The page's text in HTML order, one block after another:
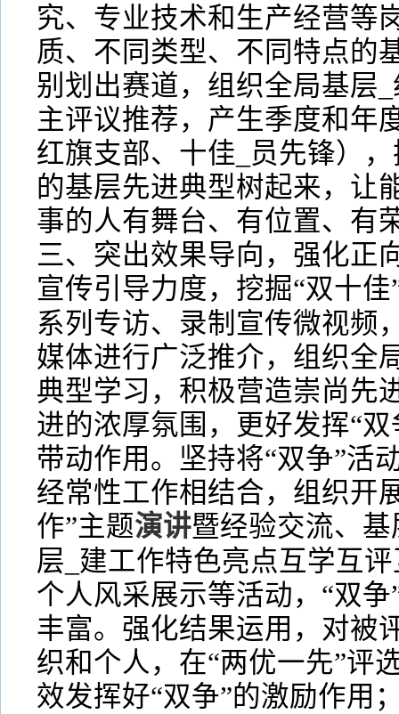
究、专业技术和生产经营等
质、不同类型、不同特点的
别划出赛道，组织全局基层
主评议推荐，产生季度和年
红旗支部、十佳_员先锋）
的基层先进典型树起来，让
事的人有舞台、有位置、有
三、突出效果导向，强化正
宣传引导力度，挖掘“双十佳
系列专访、录制宣传微视频
媒体进行广泛推介，组织全
典型学习，积极营造崇尚先
进的浓厚氛围，更好发挥“
带动作用。坚持将“双争”活
经常性工作相结合，组织开
作”主题演讲暨经验交流、
层_建工作特色亮点互学互
个人风采展示等活动，“双
丰富。强化结果运用，对被
织和个人，在“两优一先”评
效发挥好“双争”的激励作用